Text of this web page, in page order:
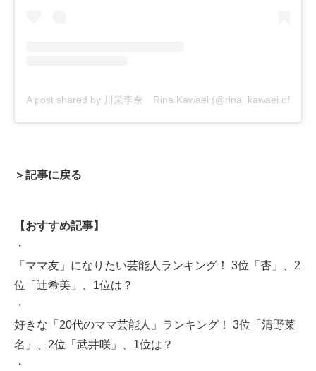
A post shared by 川栄李奈 Rina Kawaei (@rina_kawaei.official)
＞記事に戻る
【おすすめ記事】
・
「ママ友」になりたい芸能人ランキング！ 3位「杏」、2
位「辻希美」、1位は？
・
好きな「20代のママ芸能人」ランキング！ 3位「清野菜
名」、2位「武井咲」、1位は？
・